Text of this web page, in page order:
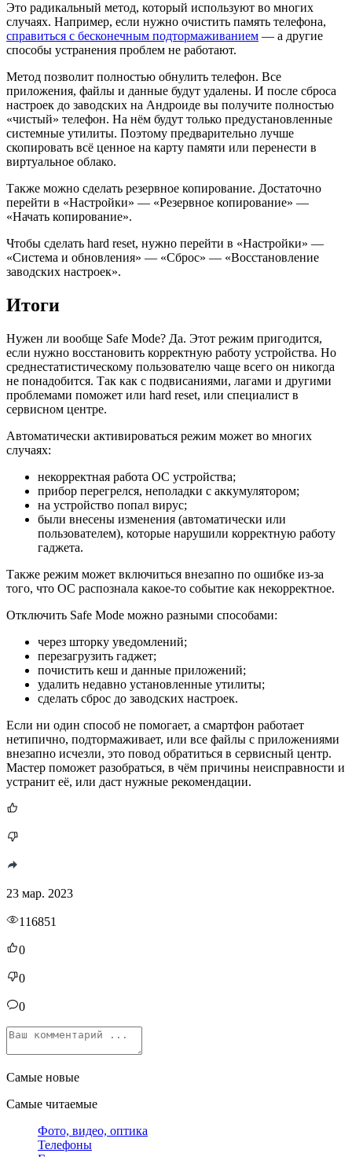
Это радикальный метод, который используют во многих
случаях. Например, если нужно очистить память телефона,
справиться с бесконечным подтормаживанием — а другие
способы устранения проблем не работают.
Метод позволит полностью обнулить телефон. Все
приложения, файлы и данные будут удалены. И после сброса
настроек до заводских на Андроиде вы получите полностью
«чистый» телефон. На нём будут только предустановленные
системные утилиты. Поэтому предварительно лучше
скопировать всё ценное на карту памяти или перенести в
виртуальное облако.
Также можно сделать резервное копирование. Достаточно
перейти в «Настройки» — «Резервное копирование» —
«Начать копирование».
Чтобы сделать hard reset, нужно перейти в «Настройки» —
«Система и обновления» — «Сброс» — «Восстановление
заводских настроек».
Итоги
Нужен ли вообще Safe Mode? Да. Этот режим пригодится,
если нужно восстановить корректную работу устройства. Но
среднестатистическому пользователю чаще всего он никогда
не понадобится. Так как с подвисаниями, лагами и другими
проблемами поможет или hard reset, или специалист в
сервисном центре.
Автоматически активироваться режим может во многих
случаях:
некорректная работа ОС устройства;
прибор перегрелся, неполадки с аккумулятором;
на устройство попал вирус;
были внесены изменения (автоматически или
пользователем), которые нарушили корректную работу
гаджета.
Также режим может включиться внезапно по ошибке из-за
того, что ОС распознала какое-то событие как некорректное.
Отключить Safe Mode можно разными способами:
через шторку уведомлений;
перезагрузить гаджет;
почистить кеш и данные приложений;
удалить недавно установленные утилиты;
сделать сброс до заводских настроек.
Если ни один способ не помогает, а смартфон работает
нетипично, подтормаживает, или все файлы с приложениями
внезапно исчезли, это повод обратиться в сервисный центр.
Мастер поможет разобраться, в чём причины неисправности и
устранит её, или даст нужные рекомендации.
23 мар. 2023
116851
0
0
0
Самые новые
Самые читаемые
Фото, видео, оптика
Телефоны